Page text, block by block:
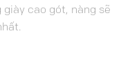
cao gót, nàng sẽ